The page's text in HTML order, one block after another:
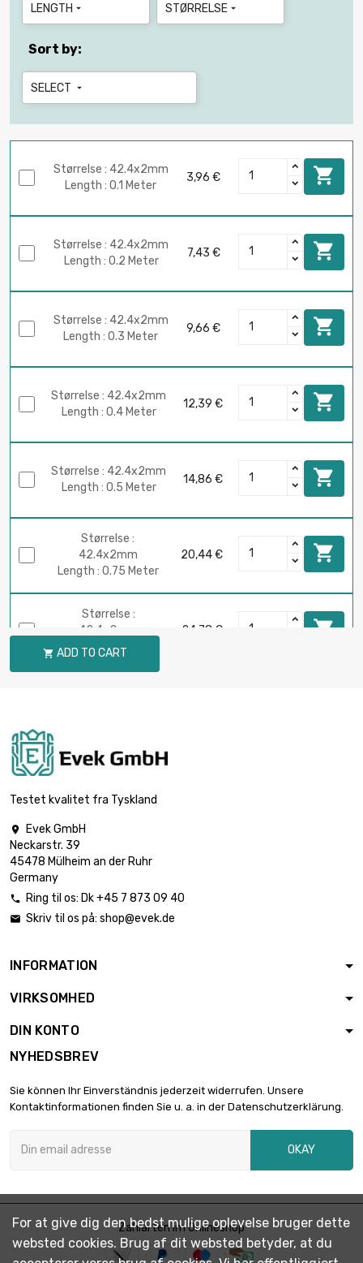
LENGTH  STØRRELSE 
Sort by:
SELECT 
Størrelse : 42.4x2mm
Length : 0.1 Meter
3,96 € 
Størrelse : 42.4x2mm
Length : 0.2 Meter
7,43 € 
Størrelse : 42.4x2mm
Length : 0.3 Meter
9,66 € 
Størrelse : 42.4x2mm
Length : 0.4 Meter
12,39 € 
Størrelse : 42.4x2mm
Length : 0.5 Meter
14,86 € 
Størrelse :
42.4x2mm
Length : 0.75 Meter
20,44 € 
Størrelse :
42.4x2mm
Length : 1 Meter
24,78 € 
 ADD TO CART
Testet kvalitet fra Tyskland

Evek GmbH
Neckarstr. 39
45478 Mülheim an der Ruhr
Germany
 Ring til os: Dk +45 7 873 09 40
 Skriv til os på: shop@evek.de
INFORMATION
VIRKSOMHED
DIN KONTO
NYHEDSBREV
Sie können Ihr Einverständnis jederzeit widerrufen. Unsere
Kontaktinformationen finden Sie u. a. in der Datenschutzerklärung.
OKAY
Zahlarten im Onlineshop
For at give dig den bedst mulige oplevelse bruger dette
websted cookies. Brug af dit websted betyder, at du